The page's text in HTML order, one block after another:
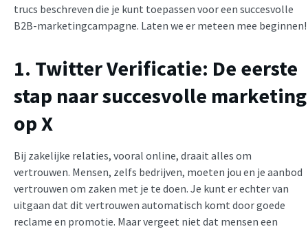
trucs beschreven die je kunt toepassen voor een succesvolle
B2B-marketingcampagne. Laten we er meteen mee beginnen!
1. Twitter Verificatie: De eerste
stap naar succesvolle marketing
op X
Bij zakelijke relaties, vooral online, draait alles om
vertrouwen. Mensen, zelfs bedrijven, moeten jou en je aanbod
vertrouwen om zaken met je te doen. Je kunt er echter van
uitgaan dat dit vertrouwen automatisch komt door goede
reclame en promotie. Maar vergeet niet dat mensen een